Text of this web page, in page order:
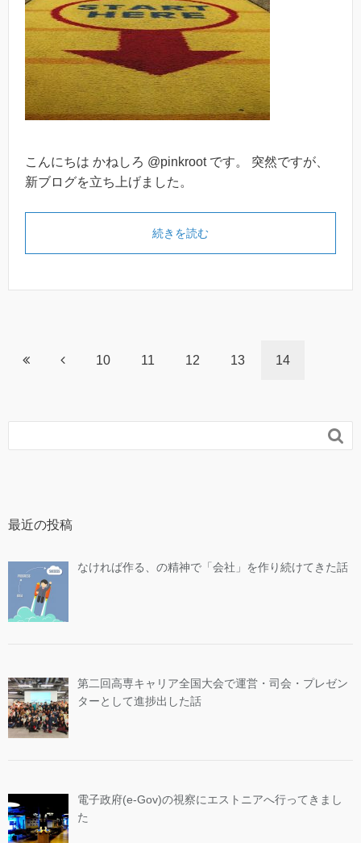
こんにちは かねしろ @pinkroot です。 突然ですが、
新ブログを立ち上げました。
続きを読む
10 11 12 13 14

最近の投稿
なければ作る、の精神で「会社」を作り続けてきた話
第二回高専キャリア全国大会で運営・司会・プレゼン
ターとして進捗出した話
電子政府(e-Gov)の視察にエストニアへ行ってきまし
た